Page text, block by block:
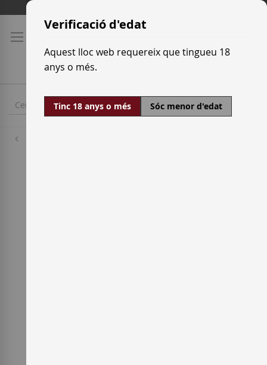
Skip
Content
Verificació d'edat
Aquest lloc web requereix que tingueu 18
anys o més.
Tinc 18 anys o més Sóc menor d'edat